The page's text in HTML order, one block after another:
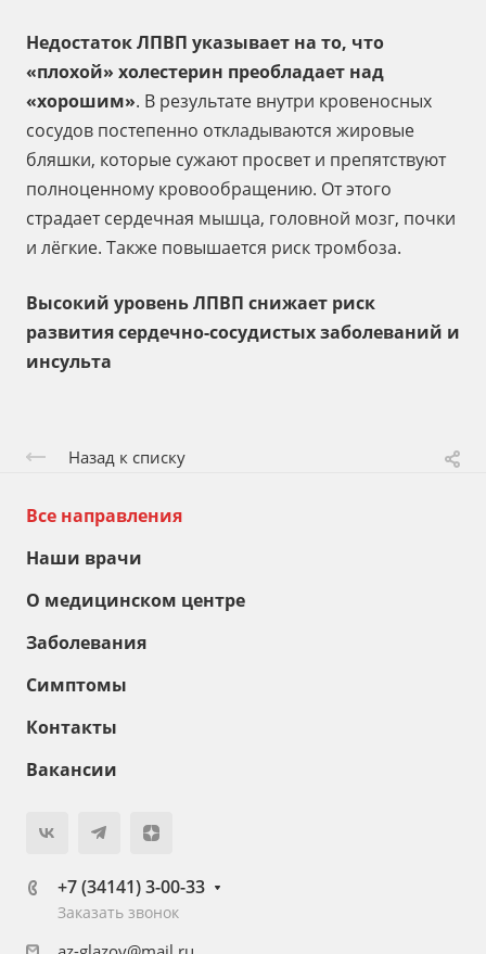
Недостаток ЛПВП указывает на то, что
«плохой» холестерин преобладает над
«хорошим». В результате внутри кровеносных
сосудов постепенно откладываются жировые
бляшки, которые сужают просвет и препятствуют
полноценному кровообращению. От этого
страдает сердечная мышца, головной мозг, почки
и лёгкие. Также повышается риск тромбоза.
Высокий уровень ЛПВП снижает риск
развития сердечно-сосудистых заболеваний и
инсульта
Назад к списку
Все направления
Наши врачи
О медицинском центре
Заболевания
Симптомы
Контакты
Вакансии
+7 (34141) 3-00-33
Заказать звонок